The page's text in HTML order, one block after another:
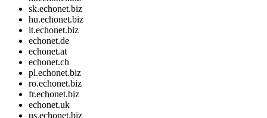
sk.echonet.biz
hu.echonet.biz
it.echonet.biz
echonet.de
echonet.at
echonet.ch
pl.echonet.biz
ro.echonet.biz
fr.echonet.biz
echonet.uk
us.echonet.biz